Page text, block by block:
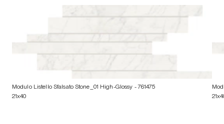
Modulo Listello Sfalsato Stone_01 High-Glossy - 761475
21x40